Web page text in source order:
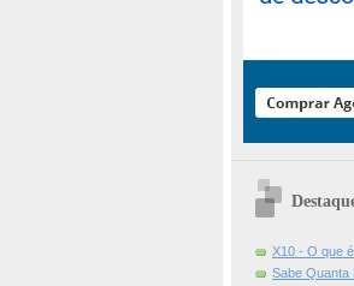
X10 - O que
Sabe Quanta